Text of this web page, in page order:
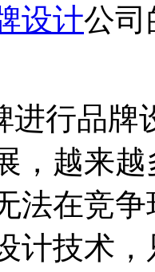
设计公司
进行品
，越来
法在竞
计技术